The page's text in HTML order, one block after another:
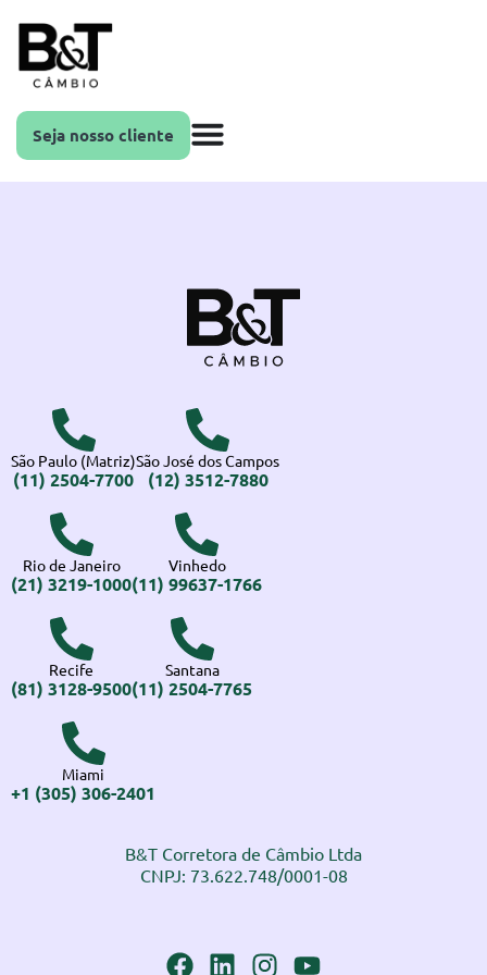
Seja nosso cliente
São Paulo (Matriz)
(11) 2504-7700
São José dos Campos
(12) 3512-7880
Rio de Janeiro
(21) 3219-1000
Vinhedo
(11) 99637-1766
Recife
(81) 3128-9500
Santana
(11) 2504-7765
Miami
+1 (305) 306-2401
B&T Corretora de Câmbio Ltda
CNPJ: 73.622.748/0001-08